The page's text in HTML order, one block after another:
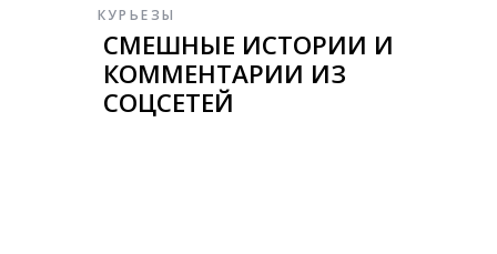
КУРЬЕЗЫ
СМЕШНЫЕ ИСТОРИИ И
КОММЕНТАРИИ ИЗ
СОЦСЕТЕЙ